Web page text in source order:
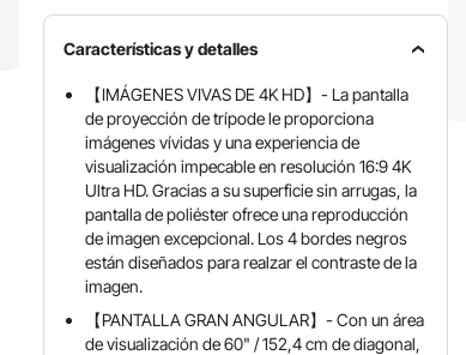
Características y detalles
【IMÁGENES VIVAS DE 4K HD】- La pantalla
de proyección de trípode le proporciona
imágenes vívidas y una experiencia de
visualización impecable en resolución 16:9 4K
Ultra HD. Gracias a su superficie sin arrugas, la
pantalla de poliéster ofrece una reproducción
de imagen excepcional. Los 4 bordes negros
están diseñados para realzar el contraste de la
imagen.
【PANTALLA GRAN ANGULAR】- Con un área
de visualización de 60" / 152,4 cm de diagonal,